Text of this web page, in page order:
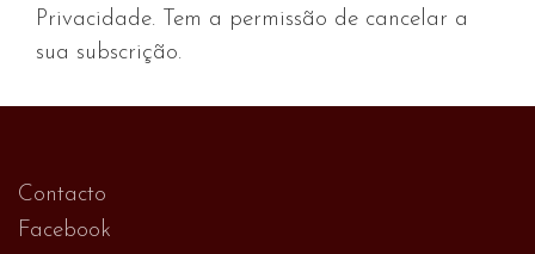
Privacidade. Tem a permissão de cancelar a
sua subscrição.
Contacto
Facebook